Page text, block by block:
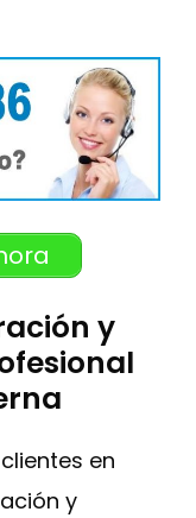
y
clientes en
y